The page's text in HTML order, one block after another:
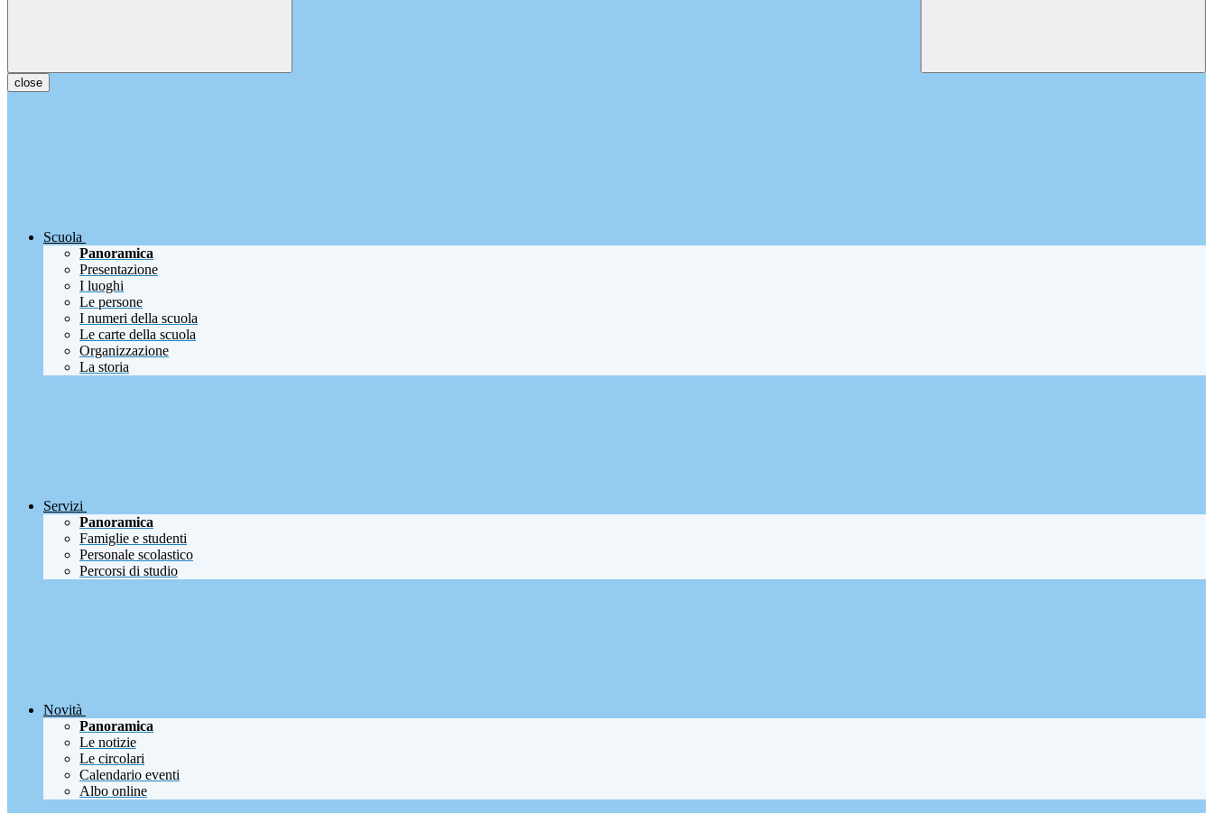
close
Scuola
Panoramica
Presentazione
I luoghi
Le persone
I numeri della scuola
Le carte della scuola
Organizzazione
La storia
Servizi
Panoramica
Famiglie e studenti
Personale scolastico
Percorsi di studio
Novità
Panoramica
Le notizie
Le circolari
Calendario eventi
Albo online